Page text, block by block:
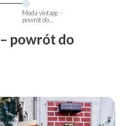
Moda vintage –
powrót do
powrót do